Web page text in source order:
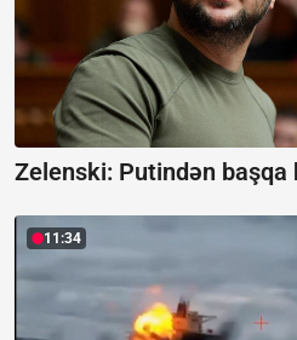
Zelenski: Putindən başqa
11:34